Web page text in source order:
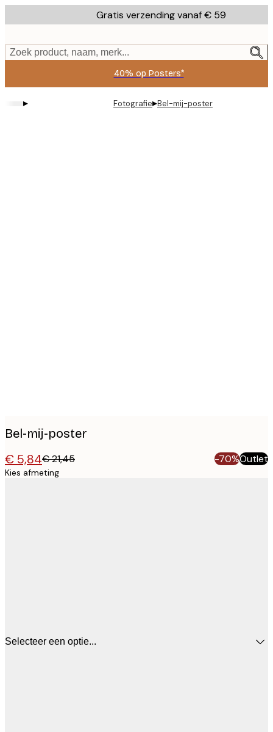
to
content.
Gratis verzending vanaf € 59
Zoek product, naam, merk...
40% op Posters*
▸ Fotografie▸Bel-mij-poster
Bel-mij-poster
€ 5,84€ 21,45 -70%Outlet
Kies afmeting
Selecteer een optie...